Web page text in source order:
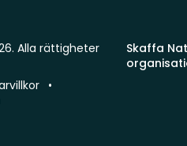
Skaffa
Alla rättigheter